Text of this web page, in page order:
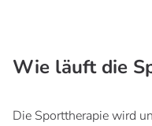
Wie läuft die
Die Sporttherapie wird